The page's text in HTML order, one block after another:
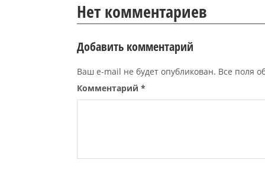
Нет комментариев
Добавить комментарий
Ваш e-mail не будет опубликован. Все поля
Комментарий *